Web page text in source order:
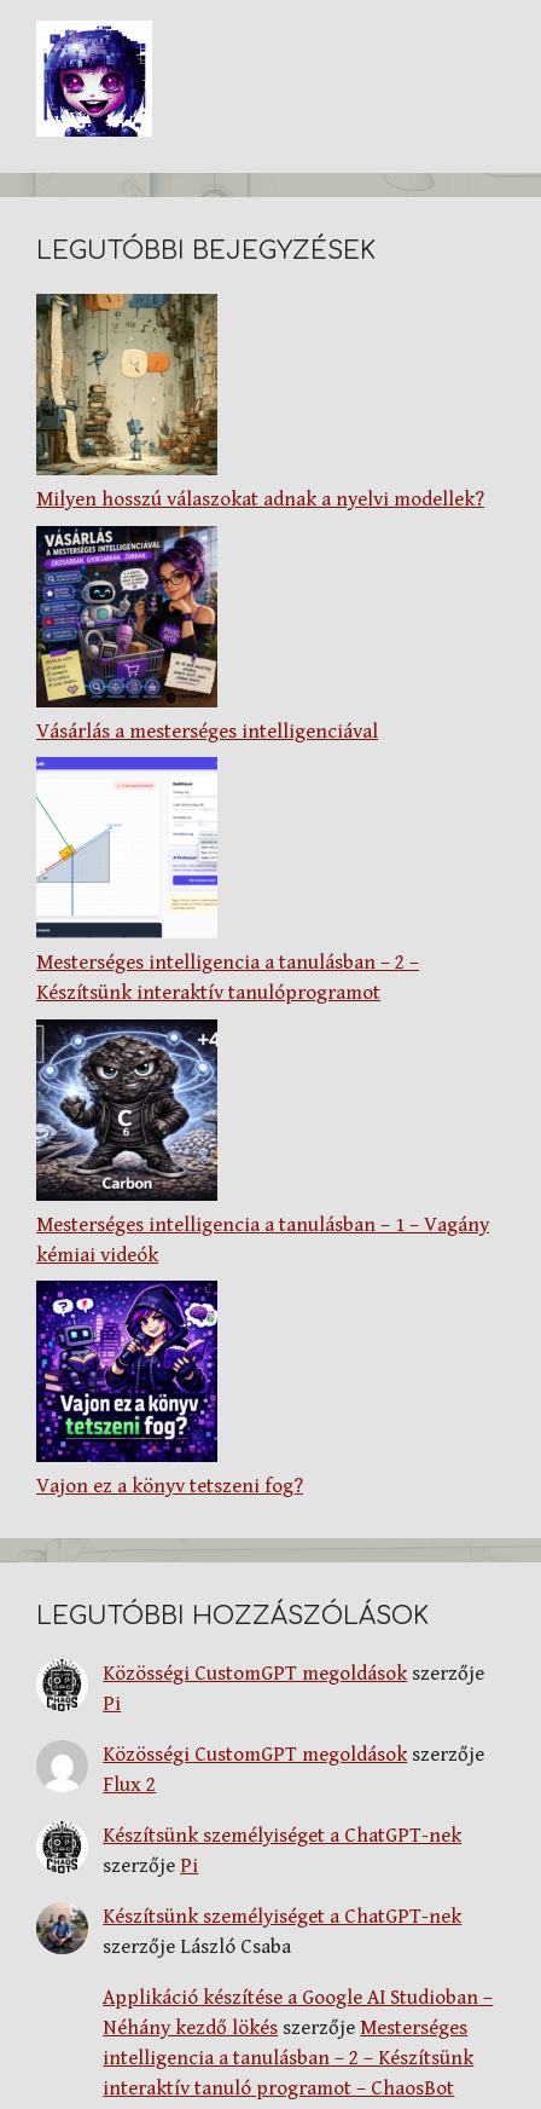
LEGUTÓBBI BEJEGYZÉSEK
Milyen hosszú válaszokat adnak a nyelvi modellek?
Vásárlás a mesterséges intelligenciával
Mesterséges intelligencia a tanulásban – 2 –
Készítsünk interaktív tanulóprogramot
Mesterséges intelligencia a tanulásban – 1 – Vagány
kémiai videók
Vajon ez a könyv tetszeni fog?
LEGUTÓBBI HOZZÁSZÓLÁSOK
Közösségi CustomGPT megoldásokszerzője
Pi
Közösségi CustomGPT megoldásokszerzője
Flux 2
Készítsünk személyiséget a ChatGPT-nek
szerzője Pi
Készítsünk személyiséget a ChatGPT-nek
szerzője László Csaba
Applikáció készítése a Google AI Studioban –
Néhány kezdő lökés szerzőjeMesterséges
intelligencia a tanulásban – 2 – Készítsünk
interaktív tanuló programot – ChaosBot